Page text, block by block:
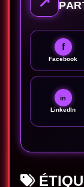
f
Facebook
in
LinkedIn